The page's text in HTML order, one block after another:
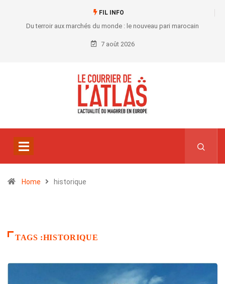
FIL INFO
Du terroir aux marchés du monde : le nouveau pari marocain
7 août 2026
Home historique
TAGS :HISTORIQUE